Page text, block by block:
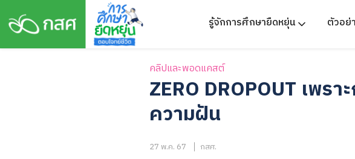
content
รู้จักการศึกษายืดหยุ่น ตัวอย่
คลิปและพอดแคสต์
ZERO DROPOUT เพ
ความฝัน
27 พ.ค. 67 กสศ.